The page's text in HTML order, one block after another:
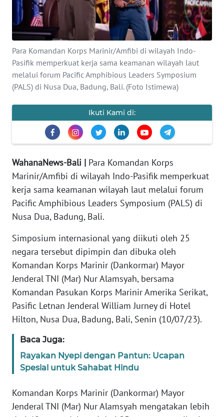
Para Komandan Korps Marinir/Amfibi di wilayah Indo-
Pasifik memperkuat kerja sama keamanan wilayah laut
melalui forum Pacific Amphibious Leaders Symposium
(PALS) di Nusa Dua, Badung, Bali. (Foto Istimewa)
Ikuti Kami di:
WahanaNews-Bali | Para Komandan Korps
Marinir/Amfibi di wilayah Indo-Pasifik memperkuat
kerja sama keamanan wilayah laut melalui forum
Pacific Amphibious Leaders Symposium (PALS) di
Nusa Dua, Badung, Bali.
Simposium internasional yang diikuti oleh 25
negara tersebut dipimpin dan dibuka oleh
Komandan Korps Marinir (Dankormar) Mayor
Jenderal TNI (Mar) Nur Alamsyah, bersama
Komandan Pasukan Korps Marinir Amerika Serikat,
Pasific Letnan Jenderal William Jurney di Hotel
Hilton, Nusa Dua, Badung, Bali, Senin (10/07/23).
Baca Juga:
Rayakan Nyepi dengan Pantun: Ucapan
Spesial untuk Sahabat Hindu
Komandan Korps Marinir (Dankormar) Mayor
Jenderal TNI (Mar) Nur Alamsyah mengatakan lebih
KONTAK
KAMI
INFO
TENTANG
KAMI
PEDOMAN
SIBER
REDAKSI
KARIR
DISCLAIMER
News
Regional
WN
SUMUT
JAKARTA
WN
WN